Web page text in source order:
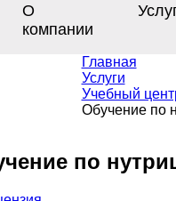
О
компании
Главная
Услуги
Учебный
Обучение по
по